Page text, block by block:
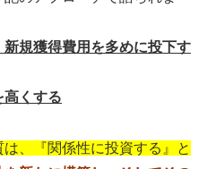
新規獲得費用を多めに投下す
高くする
、『関係性に投資する』と